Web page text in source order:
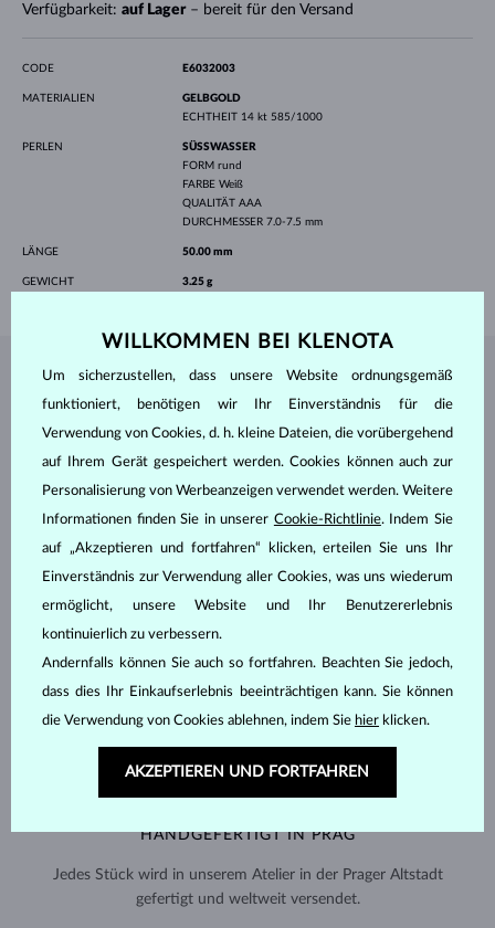
Verfügbarkeit: auf Lager– bereit für den Versand
CODE E6032003
MATERIALIEN
GELBGOLD
ECHTHEIT 14 kt 585/1000
PERLEN
SÜSSWASSER
FORM rund
FARBE Weiß
QUALITÄT AAA
DURCHMESSER 7.0-7.5 mm
LÄNGE 50.00 mm
GEWICHT 3.25 g
SCHMUCK AUS DEMKLENOTA ATELIER
HANDGEFERTIGT IN PRAG
Jedes Stück wird in unserem Atelier in der Prager Altstadt
gefertigt und weltweit versendet.
WILLKOMMEN BEI KLENOTA
Um sicherzustellen, dass unsere Website ordnungsgemäß
funktioniert, benötigen wir Ihr Einverständnis für die
Verwendung von Cookies, d. h. kleine Dateien, die vorübergehend
auf Ihrem Gerät gespeichert werden. Cookies können auch zur
Personalisierung von Werbeanzeigen verwendet werden. Weitere
Informationen finden Sie in unserer Cookie-Richtlinie. Indem Sie
auf „Akzeptieren und fortfahren“ klicken, erteilen Sie uns Ihr
Einverständnis zur Verwendung aller Cookies, was uns wiederum
ermöglicht, unsere Website und Ihr Benutzererlebnis
kontinuierlich zu verbessern.
Andernfalls können Sie auch so fortfahren. Beachten Sie jedoch,
dass dies Ihr Einkaufserlebnis beeinträchtigen kann. Sie können
die Verwendung von Cookies ablehnen, indem Sie hier klicken.
AKZEPTIEREN UND FORTFAHREN